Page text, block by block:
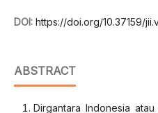
DOI: https://doi.org/10.37159/
ABSTRACT
Dirgantara Indonesia